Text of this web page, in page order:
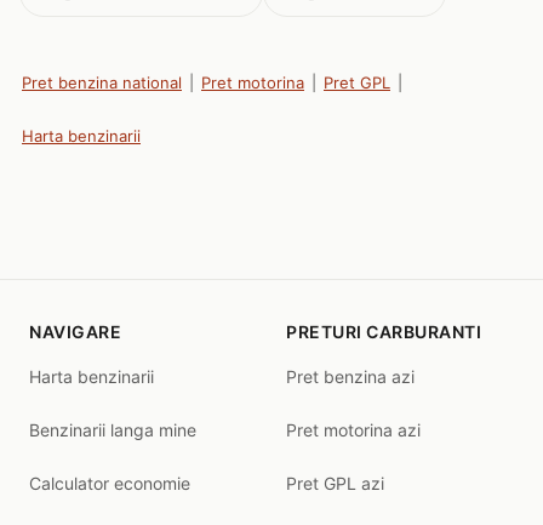
Pret benzina national Pret motorina Pret GPL
Harta benzinarii
NAVIGARE
Harta benzinarii
Benzinarii langa mine
Calculator economie
PRETURI CARBURANTI
Pret benzina azi
Pret motorina azi
Pret GPL azi